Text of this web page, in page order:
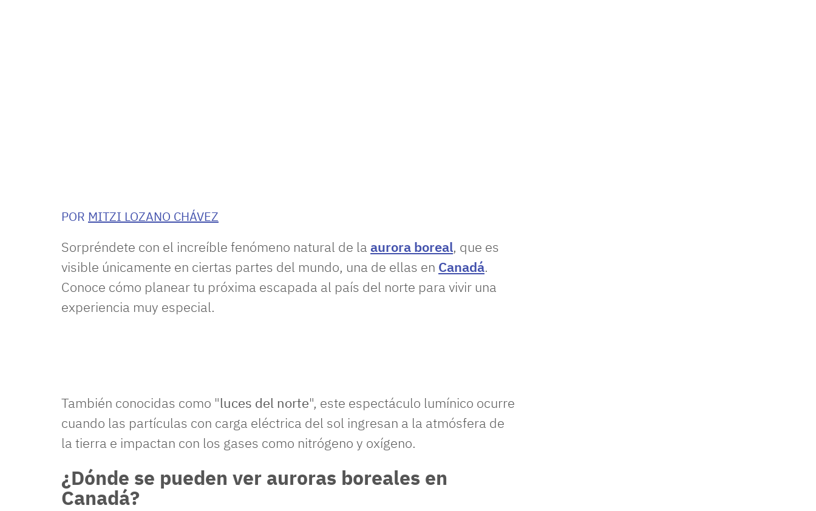
POR MITZI LOZANO CHÁVEZ
Sorpréndete con el increíble fenómeno natural de la aurora boreal, que es
visible únicamente en ciertas partes del mundo, una de ellas en Canadá.
Conoce cómo planear tu próxima escapada al país del norte para vivir una
experiencia muy especial.
También conocidas como "luces del norte", este espectáculo lumínico ocurre
cuando las partículas con carga eléctrica del sol ingresan a la atmósfera de
la tierra e impactan con los gases como nitrógeno y oxígeno.
¿Dónde se pueden ver auroras boreales en
Canadá?